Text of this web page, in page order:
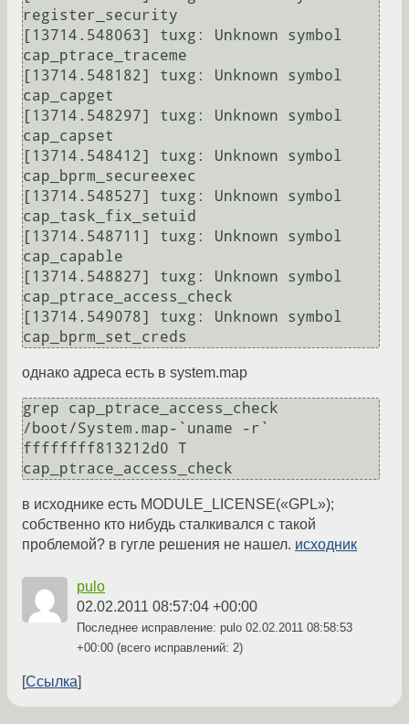
register_security
[13714.548063] tuxg: Unknown symbol
cap_ptrace_traceme
[13714.548182] tuxg: Unknown symbol
cap_capget
[13714.548297] tuxg: Unknown symbol
cap_capset
[13714.548412] tuxg: Unknown symbol
cap_bprm_secureexec
[13714.548527] tuxg: Unknown symbol
cap_task_fix_setuid
[13714.548711] tuxg: Unknown symbol
cap_capable
[13714.548827] tuxg: Unknown symbol
cap_ptrace_access_check
[13714.549078] tuxg: Unknown symbol
однако адреса есть в system.map
grep cap_ptrace_access_check
/boot/System.map-`uname -r`
ffffffff813212d0 T
в исходнике есть MODULE_LICENSE(«GPL»);
собственно кто нибудь сталкивался с такой
проблемой? в гугле решения не нашел. исходник
pulo
02.02.2011 08:57:04 +00:00
Последнее исправление: pulo 02.02.2011 08:58:53
+00:00 (всего исправлений: 2)
Ссылка